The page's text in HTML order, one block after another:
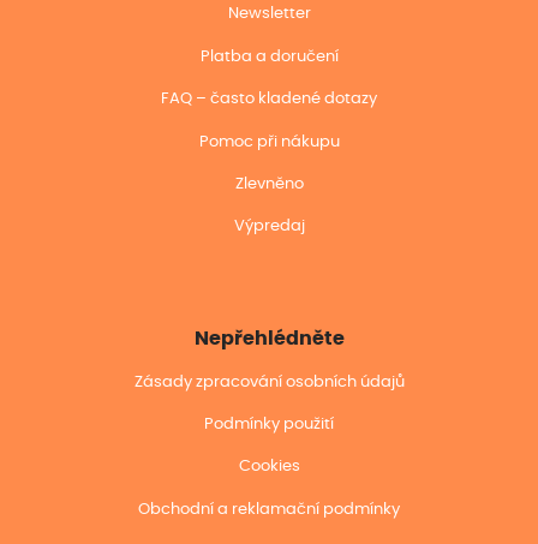
Newsletter
Platba a doručení
FAQ – často kladené dotazy
Pomoc při nákupu
Zlevněno
Výpredaj
Nepřehlédněte
Zásady zpracování osobních údajů
Podmínky použití
Cookies
Obchodní a reklamační podmínky